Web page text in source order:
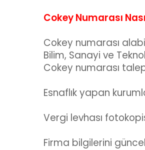
Cokey Numarası
Cokey numarası
Bilim, Sanayi ve
Cokey numarası
Esnaflık yapan
Vergi levhası
Firma bilgilerini